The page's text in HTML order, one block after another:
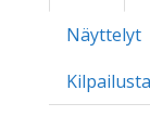
Näyttelyt